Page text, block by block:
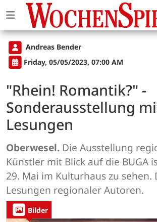
Andreas Bender
Friday, 05/05/2023, 07:00 AM
"Rhein! Romantik?" -
Sonderausstellung
Lesungen
Oberwesel. Die Ausstellung
Künstler mit Blick auf die BUGA
29. Mai im Kulturhaus zu sehen.
Lesungen regionaler Autoren.
Bilder